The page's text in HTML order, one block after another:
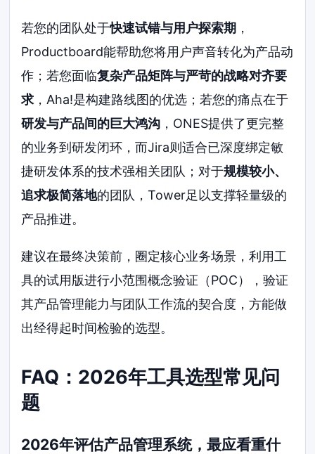
若您的团队处于快速试错与用户探索期 ，
Productboard能帮助您将用户声音转化为产品动
作；若您面临复杂产品矩阵与严苛的战略对齐要
求 ，Aha!是构建路线图的优选；若您的痛点在于
研发与产品间的巨大鸿沟 ，ONES提供了更完整
的业务到研发闭环，而Jira则适合已深度绑定敏
捷研发体系的技术强相关团队；对于规模较小、
追求极简落地的团队，Tower足以支撑轻量级的
产品推进。
建议在最终决策前，圈定核心业务场景，利用工
具的试用版进行小范围概念验证（POC），验证
其产品管理能力与团队工作流的契合度，方能做
出经得起时间检验的选型。
FAQ：2026年工具选型常见问
题
2026年评估产品管理系统，最应看重什